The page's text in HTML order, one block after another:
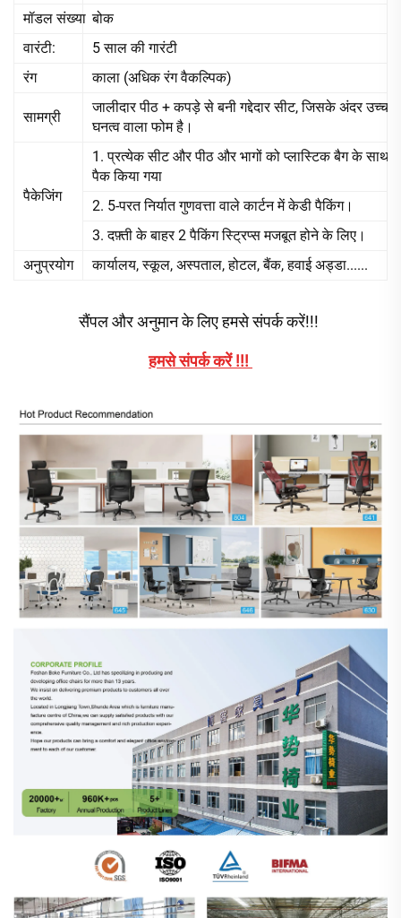
मॉडल संख्या बोक
वारंटी:
5 साल की गारंटी
रंग
काला (अधिक रंग वैकल्पिक)
सामग्री
जालीदार पीठ + कपड़े से बनी गद्देदार सीट, जिसके अंदर उच्च
घनत्व वाला फोम है।
पैकेजिंग
1. प्रत्येक सीट और पीठ और भागों को प्लास्टिक बैग के साथ
पैक किया गया
2. 5-परत निर्यात गुणवत्ता वाले कार्टन में केडी पैकिंग।
3. दफ़्ती के बाहर 2 पैकिंग स्ट्रिप्स मजबूत होने के लिए।
अनुप्रयोग
कार्यालय, स्कूल, अस्पताल, होटल, बैंक, हवाई अड्डा......
सैंपल और अनुमान के लिए हमसे संपर्क करें!!!
हमसे संपर्क करें !!!